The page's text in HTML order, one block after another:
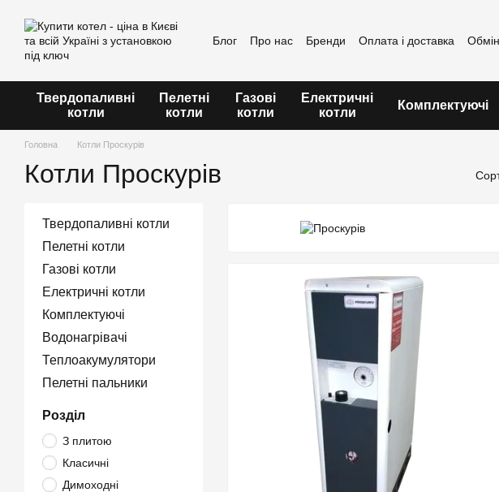
Блог Про нас Бренди Оплата і доставка
Твердопаливні
котли
Пелетні
котли
Газові
котли
Електричні
котли
Комплектуючі
Головна Котли Проскурів
Котли Проскурів
Твердопаливні котли
Пелетні котли
Газові котли
Електричні котли
Комплектуючі
Водонагрівачі
Теплоакумулятори
Пелетні пальники
Розділ
З плитою
Класичні
Димоходні